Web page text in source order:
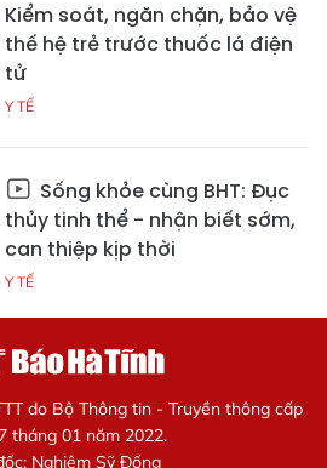
Kiểm soát, ngăn chặn, bảo vệ
thế hệ trẻ trước thuốc lá điện
tử
Y TẾ
Sống khỏe cùng BHT: Đục
thủy tinh thể - nhận biết sớm,
can thiệp kịp thời
Y TẾ
do Bộ Thông tin - Truyền thông cấp
tháng 01 năm 2022.
Nghiêm Sỹ Đống